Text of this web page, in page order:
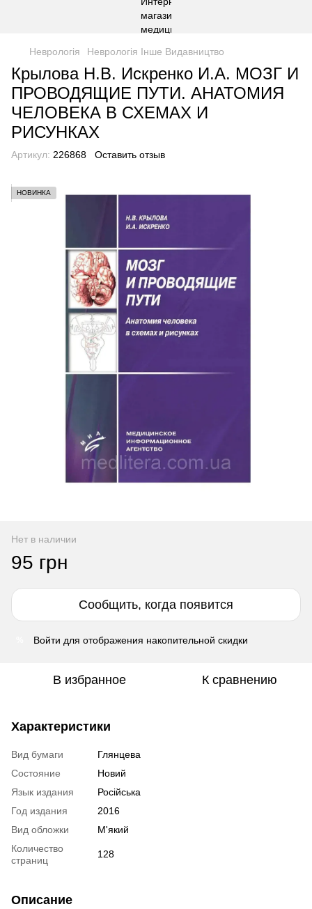
Неврологія Неврологія Інше Видавництво
Крылова Н.В. Искренко И.А. МОЗГ И
ПРОВОДЯЩИЕ ПУТИ. АНАТОМИЯ
ЧЕЛОВЕКА В СХЕМАХ И
РИСУНКАХ
Артикул: 226868 Оставить отзыв
НОВИНКА
Нет в наличии
95 грн
Сообщить, когда появится
Войти для отображения накопительной скидки
В избранное К сравнению
Характеристики
Вид бумаги
Глянцева
Состояние
Новий
Язык издания
Російська
Год издания
2016
Вид обложки
М'який
Количество
страниц
128
Описание